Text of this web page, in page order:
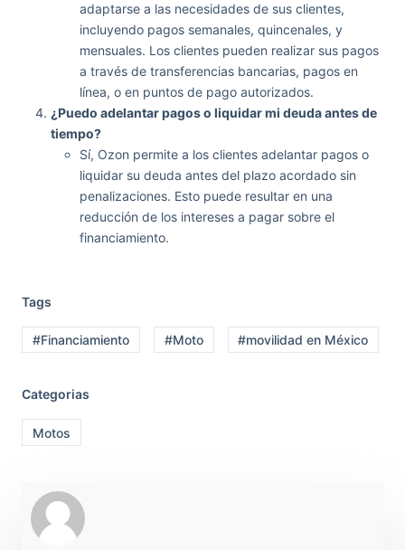
adaptarse a las necesidades de sus clientes,
incluyendo pagos semanales, quincenales, y
mensuales. Los clientes pueden realizar sus pagos
a través de transferencias bancarias, pagos en
línea, o en puntos de pago autorizados.
¿Puedo adelantar pagos o liquidar mi deuda antes de
tiempo?
Sí, Ozon permite a los clientes adelantar pagos o
liquidar su deuda antes del plazo acordado sin
penalizaciones. Esto puede resultar en una
reducción de los intereses a pagar sobre el
financiamiento.
Tags
#Financiamiento #Moto #movilidad en México
Categorias
Motos